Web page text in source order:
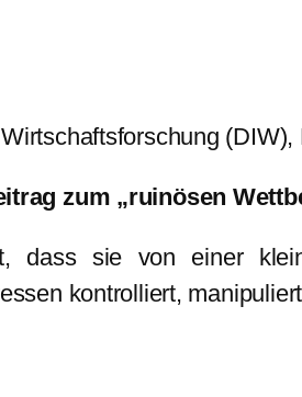
(DIW),
zum „ruinösen
dass sie von einer
kontrolliert,